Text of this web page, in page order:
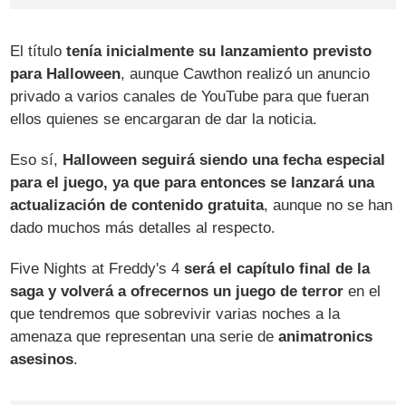
El títulotenía inicialmente su lanzamiento previsto
para Halloween, aunque Cawthon realizó un anuncio
privado a varios canales de YouTube para que fueran
ellos quienes se encargaran de dar la noticia.
Eso sí, Halloween seguirá siendo una fecha especial
para el juego, ya que para entonces se lanzará una
actualización de contenido gratuita, aunque no se han
dado muchos más detalles al respecto.
Five Nights at Freddy's 4será el capítulo final de la
saga y volverá a ofrecernos un juego de terror en el
que tendremos que sobrevivir varias noches a la
amenaza que representan una serie deanimatronics
asesinos.